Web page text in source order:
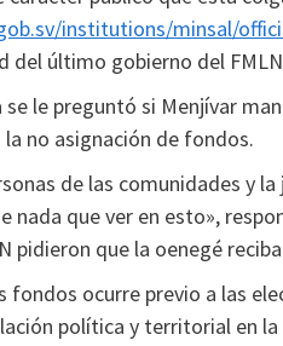
institutions/minsal/
del último gobierno del
le preguntó si Menjívar
no asignación de fondos.
de las comunidades y
nada que ver en esto»,
pidieron que la oenegé
fondos ocurre previo a las
política y territorial en